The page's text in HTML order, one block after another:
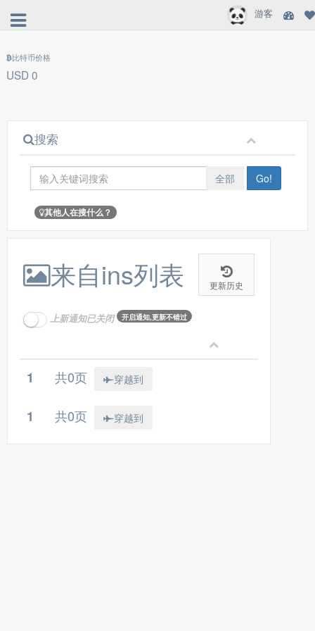
游客
搜索
全部 Go!
其他人在搜什么？
来自ins列表 更新历史
上新通知已关闭 开启通知,更新不错过
1 共0页 穿越到
1 共0页 穿越到